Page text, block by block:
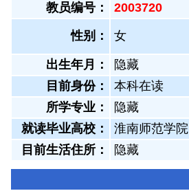
教员编号： 2003720
性别： 女
出生年月：
隐藏
目前身份： 本科在读
所学专业：
隐藏
就读毕业高校：
淮南师范学院
目前生活住所：
隐藏